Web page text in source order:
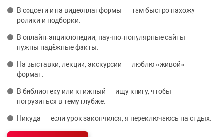
В соцсети и на видеоплатформы — там быстро нахожу
ролики и подборки.
В онлайн‑энциклопедии, научно‑популярные сайты —
нужны надёжные факты.
На выставки, лекции, экскурсии — люблю «живой»
формат.
В библиотеку или книжный — ищу книгу, чтобы
погрузиться в тему глубже.
Никуда — если урок закончился, я переключаюсь на отдых.